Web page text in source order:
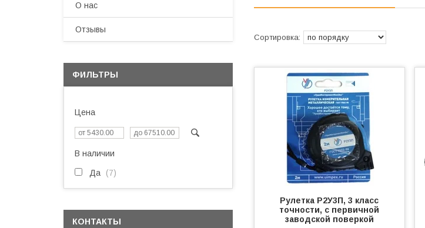
Рулетка Р2У3П, 3 класс
точности, с первичной
заводской поверкой
О нас
Отзывы
ФИЛЬТРЫ
Цена
В наличии
Да 7
КОНТАКТЫ